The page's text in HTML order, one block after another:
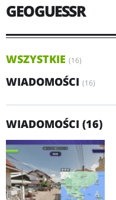
GEOGUESSR
WSZYSTKIE (16)
WIADOMOŚCI (16)
WIADOMOŚCI (16)